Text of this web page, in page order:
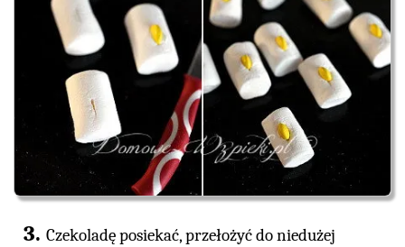
Czekoladę posiekać, przełożyć do niedużej